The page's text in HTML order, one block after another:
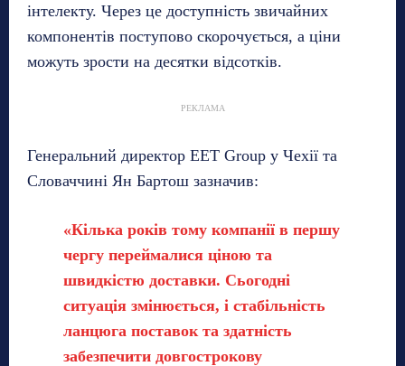
інтелекту. Через це доступність звичайних
компонентів поступово скорочується, а ціни
можуть зрости на десятки відсотків.
РЕКЛАМА
Генеральний директор EET Group у Чехії та
Словаччині Ян Бартош зазначив:
«Кілька років тому компанії в першу
чергу переймалися ціною та
швидкістю доставки. Сьогодні
ситуація змінюється, і стабільність
ланцюга поставок та здатність
забезпечити довгострокову